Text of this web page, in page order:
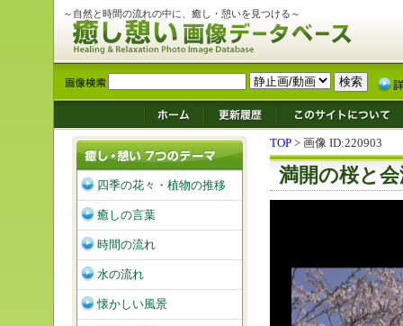
～自然と時間の流れの中に、癒し・憩いを見つける～
TOP > 画像 ID:220903
満開の桜と
四季の花々・植物の推移
癒しの言葉
時間の流れ
水の流れ
懐かしい風景